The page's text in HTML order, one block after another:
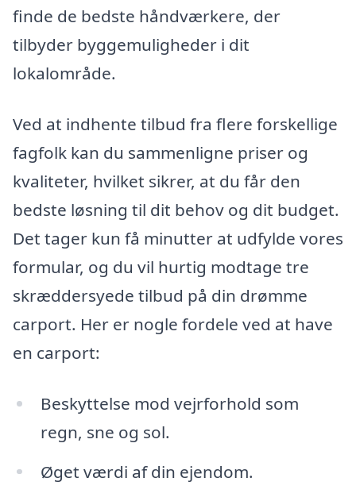
finde de bedste håndværkere, der
tilbyder byggemuligheder i dit
lokalområde.
Ved at indhente tilbud fra flere forskellige
fagfolk kan du sammenligne priser og
kvaliteter, hvilket sikrer, at du får den
bedste løsning til dit behov og dit budget.
Det tager kun få minutter at udfylde vores
formular, og du vil hurtig modtage tre
skræddersyede tilbud på din drømme
carport. Her er nogle fordele ved at have
en carport:
Beskyttelse mod vejrforhold som
regn, sne og sol.
Øget værdi af din ejendom.